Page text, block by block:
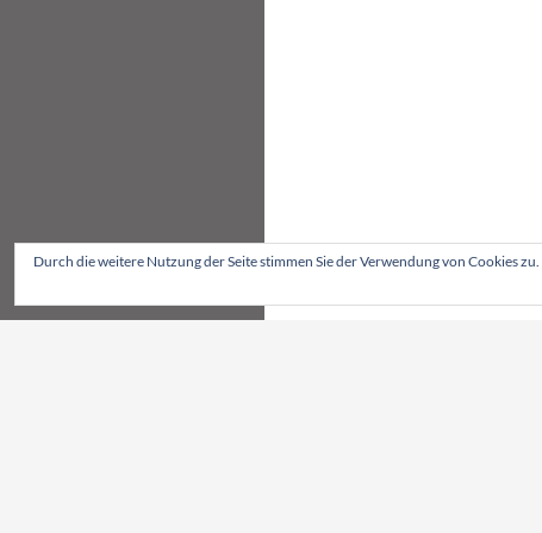
Durch die weitere Nutzung der Seite stimmen Sie der Verwendung von Cookies zu.